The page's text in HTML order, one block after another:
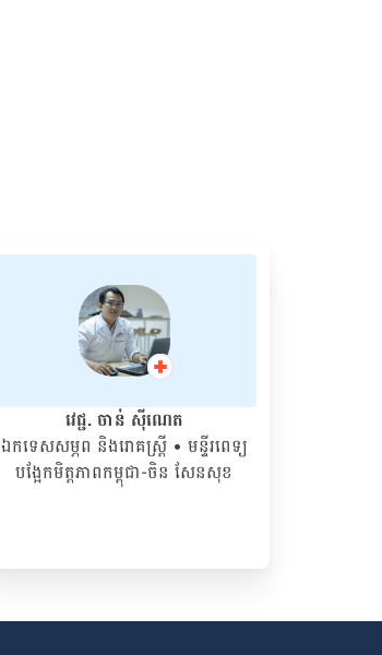
វេជ្ជ. ចាន់ ស៊ីណេត
ឯកទេសសម្ភព និងរោគស្ត្រី• ម​ន្ទីរពេទ្យ
បង្អែកមិត្តភាពកម្ពុជា-ចិន សែនសុខ